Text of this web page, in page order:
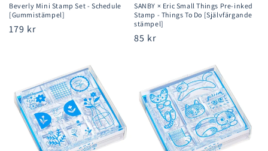
Beverly Mini Stamp Set - Schedule
[Gummistämpel]
Ordinarie
179 kr
SANBY × Eric Small Things Pre-inked
Stamp - Things To Do [Självfärgande
stämpel]
Ordinarie
85 kr